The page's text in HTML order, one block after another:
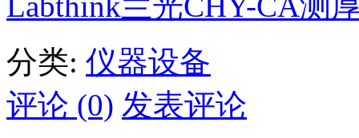
分类: 仪器设备
评论 (0) 发表评论